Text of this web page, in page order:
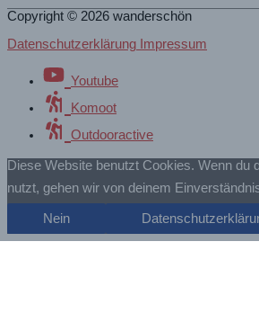
Copyright © 2026 wanderschön
Datenschutzerklärung Impressum
Youtube
Komoot
Outdooractive
Diese Website benutzt Cookies. Wenn du
nutzt, gehen wir von deinem
Nein